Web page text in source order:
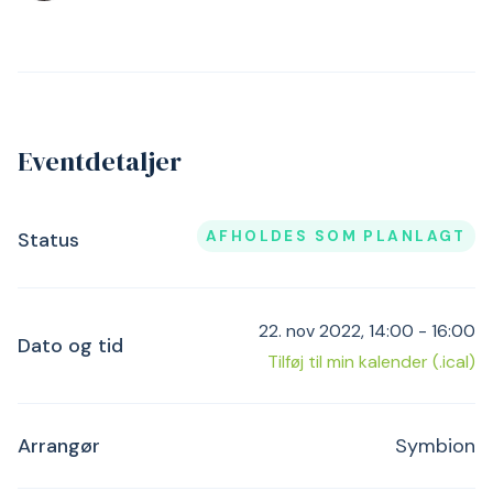
Eventdetaljer
Status AFHOLDES SOM PLANLAGT
Dato og tid
22. nov 2022, 14:00 - 16:00
Tilføj til min kalender (.ical)
Arrangør Symbion